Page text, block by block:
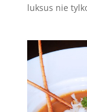
luksus nie